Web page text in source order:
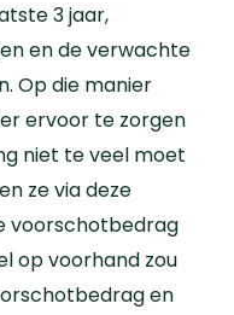
3 jaar,
en de verwachte
Op die manier
ervoor te zorgen
niet te veel moet
ze via deze
voorschotbedrag
op voorhand zou
en